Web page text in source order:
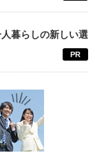
暮らしの新しい選
PR